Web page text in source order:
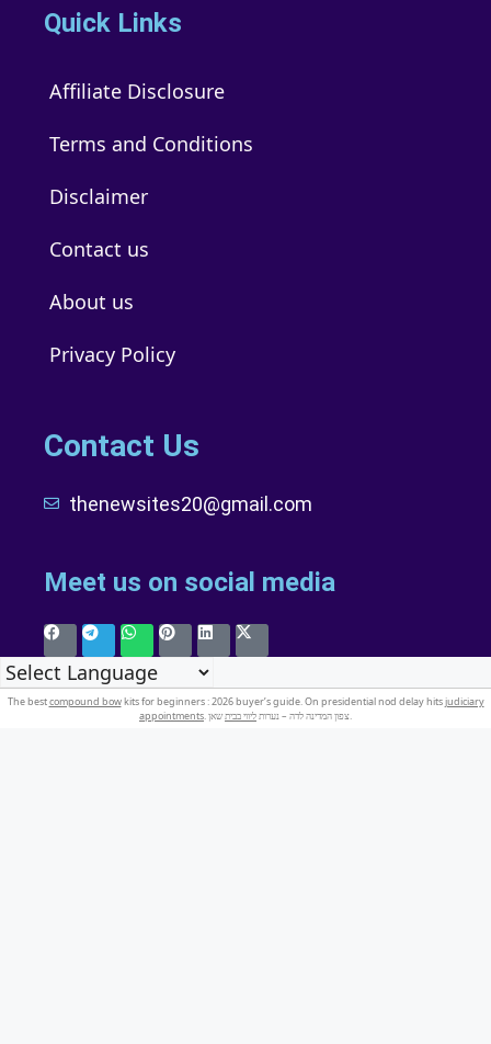
Quick Links
Affiliate Disclosure
Terms and Conditions
Disclaimer
Contact us
About us
Privacy Policy
Contact Us
thenewsites20@gmail.com
Meet us on social media
The bestcompound bowkits for beginners : 2026 buyer’s guide. On presidential nod delay hitsjudiciary
appointments
. צפון המדינה לדה – נערותליווי בבית שאן.